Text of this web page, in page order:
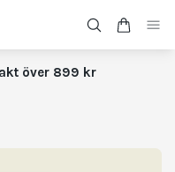
över 899 kr